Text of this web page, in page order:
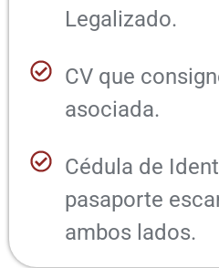
Legalizado.
CV que
asociada.
Cédula de
pasaporte
ambos lados.